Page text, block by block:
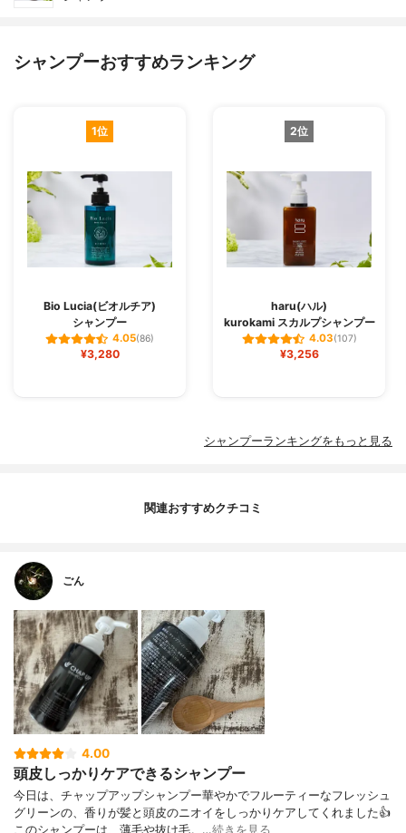
シャンプーおすすめランキング
1位
Bio Lucia(ビオルチア)
シャンプー
4.05(86)
¥3,280
2位
haru(ハル)
kurokami スカルプシャンプー
4.03(107)
¥3,256
シャンプーランキングをもっと見る
関連おすすめクチコミ
ごん
4.00
頭皮しっかりケアできるシャンプー
今日は、チャップアップシャンプー華やかでフルーティーなフレッシュ
グリーンの、香りが髪と頭皮のニオイをしっかりケアしてくれました👍
このシャンプーは、薄毛や抜け毛。…続きを見る